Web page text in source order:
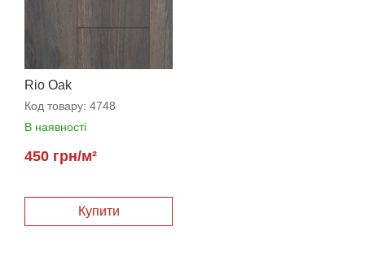
Rio Oak
Код товару: 4748
В наявності
450 грн/м²